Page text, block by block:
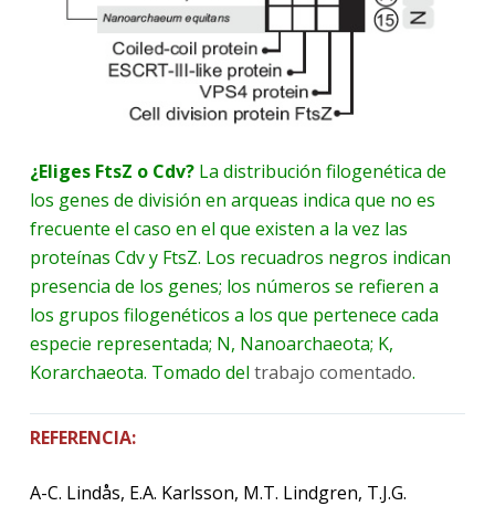
¿Eliges FtsZ o Cdv? La distribución filogenética de
los genes de división en arqueas indica que no es
frecuente el caso en el que existen a la vez las
proteínas Cdv y FtsZ. Los recuadros negros indican
presencia de los genes; los números se refieren a
los grupos filogenéticos a los que pertenece cada
especie representada; N, Nanoarchaeota; K,
Korarchaeota. Tomado del trabajo comentado.
REFERENCIA:
A-C. Lindås, E.A. Karlsson, M.T. Lindgren, T.J.G.